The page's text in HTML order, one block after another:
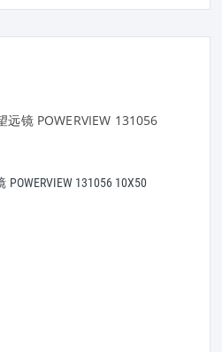
131056 10X50